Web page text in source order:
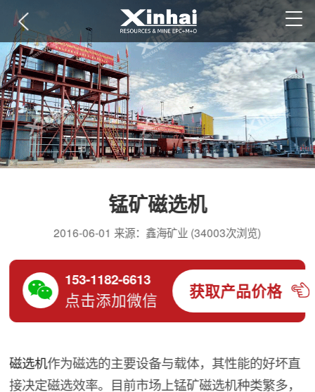
锰矿磁选机
2016-06-01 来源：鑫海矿业 (34003次浏览)
153-1182-6613
点击添加微信 获取产品价格
磁选机作为磁选的主要设备与载体，其性能的好坏直
接决定磁选效率。目前市场上锰矿磁选机种类繁多，